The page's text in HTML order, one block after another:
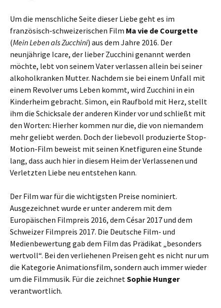
Um die menschliche Seite dieser Liebe geht es im
französisch-schweizerischen Film Ma vie de Courgette
(Mein Leben als Zucchini) aus dem Jahre 2016. Der
neunjährige Icare, der lieber Zucchini genannt werden
möchte, lebt von seinem Vater verlassen allein bei seiner
alkoholkranken Mutter. Nachdem sie bei einem Unfall mit
einem Revolver ums Leben kommt, wird Zucchini in ein
Kinderheim gebracht. Simon, ein Raufbold mit Herz, stellt
ihm die Schicksale der anderen Kinder vor und schließt mit
den Worten: Hierher kommen nur die, die von niemandem
mehr geliebt werden. Doch der liebevoll produzierte Stop-
Motion-Film beweist mit seinen Knetfiguren eine Stunde
lang, dass auch hier in diesem Heim der Verlassenen und
Verletzten Liebe neu entstehen kann.
Der Film war für die wichtigsten Preise nominiert.
Ausgezeichnet wurde er unter anderem mit dem
Europäischen Filmpreis 2016, dem César 2017 und dem
Schweizer Filmpreis 2017. Die Deutsche Film- und
Medienbewertung gab dem Film das Prädikat „besonders
wertvoll“. Bei den verliehenen Preisen geht es nicht nur um
die Kategorie Animationsfilm, sondern auch immer wieder
um die Filmmusik. Für die zeichnetSophie Hunger
verantwortlich.